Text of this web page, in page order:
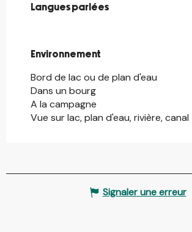
Langues parlées
Langues parlées
Environnement
Environnement
Bord de lac ou de plan d'eau
Dans un bourg
A la campagne
Vue sur lac, plan d'eau, rivière, canal
Signaler une erreur